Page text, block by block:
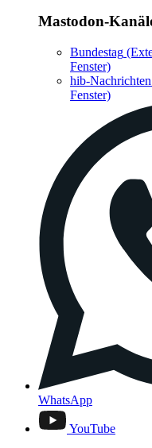
Mastodon-
Bundestag
Fenster)
hib-Nachrichten
Fenster)
WhatsApp
YouTube